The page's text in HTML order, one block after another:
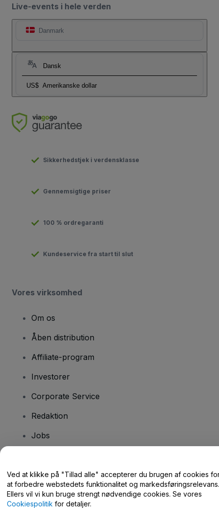
Live-events i hele verden
Danmark
Dansk
US$ Amerikanske dollar
Sikkerhedstjek i verdensklasse
Gennemsigtige priser
100 % ordregaranti
Kundeservice fra start til slut
Vores virksomhed
Om os
Åben distribution
Affiliate-program
Investorer
Corporate Service
Redaktion
Jobs
Har du spørgsmål?
Hjælpecenter / Kontakt os
Ved at klikke på "Tillad alle" accepterer du brugen af cookies
at forbedre webstedets funktionalitet og markedsføringsrelevans.
Ellers vil vi kun bruge strengt nødvendige cookies. Se vores
Cookiespolitik for detaljer.